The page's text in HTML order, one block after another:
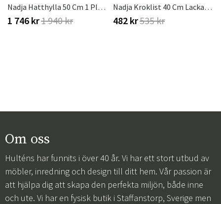
Nadja Hatthylla 50 Cm 1 Plan Lackad Ek/Slipat Stål
1 746 kr1 940 kr
Nadja Kroklist 40 Cm Lackad Ek
482 kr535 kr
Om oss
Hulténs har funnits i över 40 år. Vi har ett stort utbud av
möbler, inredning och design till ditt hem. Vår passion är
att hjälpa dig att skapa den perfekta miljön, både inne
och ute. Vi har en fysisk butik i Staffanstorp, Sverige men